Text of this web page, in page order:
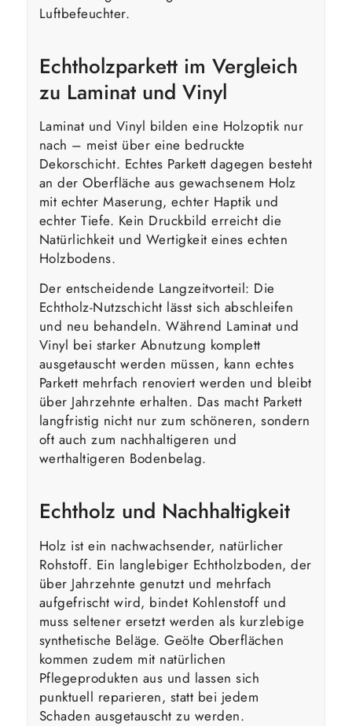
Luftbefeuchter.
Echtholzparkett im Vergleich
zu Laminat und Vinyl
Laminat und Vinyl bilden eine Holzoptik nur
nach – meist über eine bedruckte
Dekorschicht. Echtes Parkett dagegen besteht
an der Oberfläche aus gewachsenem Holz
mit echter Maserung, echter Haptik und
echter Tiefe. Kein Druckbild erreicht die
Natürlichkeit und Wertigkeit eines echten
Holzbodens.
Der entscheidende Langzeitvorteil: Die
Echtholz-Nutzschicht lässt sich abschleifen
und neu behandeln. Während Laminat und
Vinyl bei starker Abnutzung komplett
ausgetauscht werden müssen, kann echtes
Parkett mehrfach renoviert werden und bleibt
über Jahrzehnte erhalten. Das macht Parkett
langfristig nicht nur zum schöneren, sondern
oft auch zum nachhaltigeren und
werthaltigeren Bodenbelag.
Echtholz und Nachhaltigkeit
Holz ist ein nachwachsender, natürlicher
Rohstoff. Ein langlebiger Echtholzboden, der
über Jahrzehnte genutzt und mehrfach
aufgefrischt wird, bindet Kohlenstoff und
muss seltener ersetzt werden als kurzlebige
synthetische Beläge. Geölte Oberflächen
kommen zudem mit natürlichen
Pflegeprodukten aus und lassen sich
punktuell reparieren, statt bei jedem
Schaden ausgetauscht zu werden.